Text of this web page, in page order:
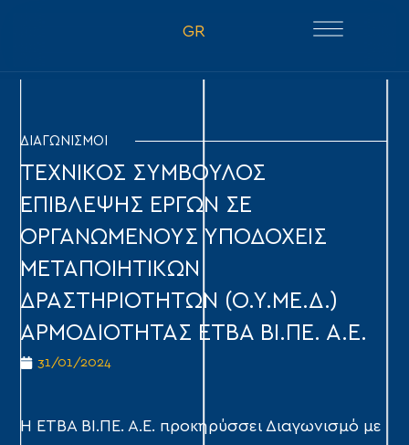
GR
ΔΙΑΓΩΝΙΣΜΟΙ
ΤΕΧΝΙΚΟΣ ΣΥΜΒΟΥΛΟΣ
ΕΠΙΒΛΕΨΗΣ ΕΡΓΩΝ ΣΕ
ΟΡΓΑΝΩΜΕΝΟΥΣ ΥΠΟΔΟΧΕΙΣ
ΜΕΤΑΠΟΙΗΤΙΚΩΝ
ΔΡΑΣΤΗΡΙΟΤΗΤΩΝ (Ο.Υ.ΜΕ.Δ.)
ΑΡΜΟΔΙΟΤΗΤΑΣ ΕΤΒΑ ΒΙ.ΠΕ. Α.Ε.
31/01/2024
Η ΕΤΒΑ ΒΙ.ΠΕ. Α.Ε. προκηρύσσει Διαγωνισμό με